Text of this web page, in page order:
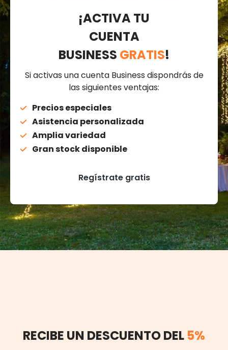
¡ACTIVA TU
CUENTA
BUSINESS GRATIS!
Si activas una cuenta Business dispondrás de
las siguientes ventajas:
Precios especiales
Asistencia personalizada
Amplia variedad
Gran stock disponible
Regístrate gratis
RECIBE UN DESCUENTO DEL 5%